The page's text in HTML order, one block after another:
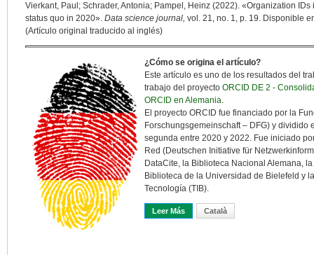
Vierkant, Paul; Schrader, Antonia; Pampel, Heinz (2022). «Organization
status quo in 2020». Data science journal, vol. 21, no. 1, p. 19. Disponible
(Artículo original traducido al inglés)
¿Cómo se origina el artículo?
Este artículo es uno de los resultados del
trabajo del proyecto ORCID DE 2 -
ORCID en Alemania.
El proyecto ORCID fue financiado por la
Forschungsgemeinschaft – DFG) y
segunda entre 2020 y 2022. Fue iniciado
Red (Deutschen Initiative für
DataCite, la Biblioteca Nacional Alemana,
Biblioteca de la Universidad de Bielefeld y
Tecnología (TIB).
Leer Más Sobre Análisis Del Uso De
Català